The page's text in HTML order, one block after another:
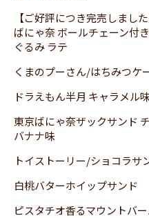
【ご好評につき完売しまし
ばにゃ奈 ボールチェーン付
ぐるみ ラテ
くまのプーさん/はちみつケ
ドラえもん半月 キャラメル味
東京ばにゃ奈ザックサンド
バナナ味
トイストーリー/ショコラサ
白桃バターホイップサンド
ピスタチオ香るマウントバ